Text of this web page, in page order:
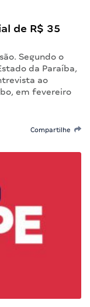
de R$ 35
Segundo o
da Paraíba,
ao
em fevereiro
Compartilhe